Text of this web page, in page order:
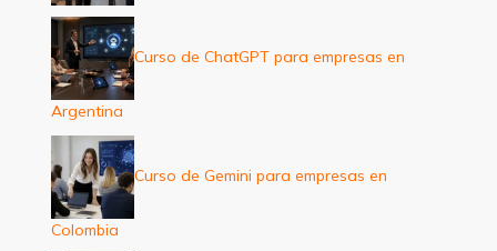
Curso de ChatGPT para empresas en
Argentina
Curso de Gemini para empresas en
Colombia